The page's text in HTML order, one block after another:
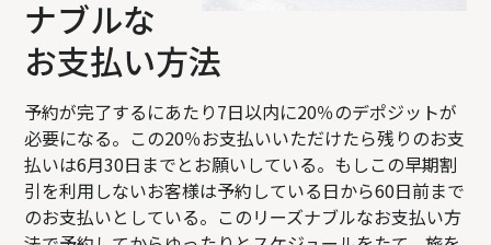
ナブルな
お支払い方法
予約が完了するにあたり7日以内に20％のデポジットが
必要になる。この20％お支払いいただけたら残りのお支
払いは6月30日までとお願いしている。もしこの早期割
引を利用しないお客様は予約している日から60日前まで
のお支払いとしている。このリーズナブルなお支払い方